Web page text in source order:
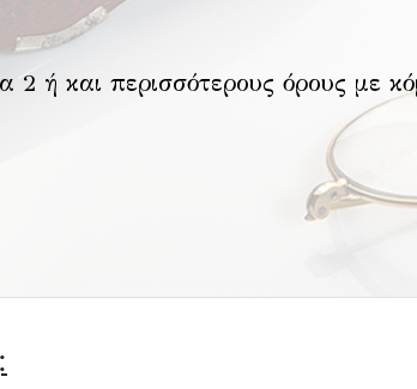
2 ή και περισσότερους όρους με